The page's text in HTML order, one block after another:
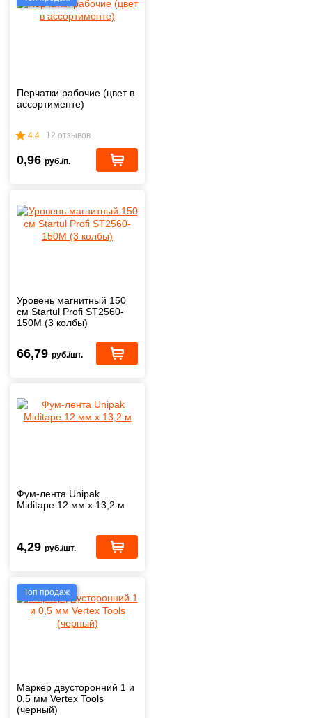
Перчатки рабочие (цвет в
ассортименте)
4.4 12 отзывов
0,96 руб./п.
Уровень магнитный 150
см Startul Profi ST2560-
150M (3 колбы)
66,79 руб./шт.
Фум-лента Unipak
Miditape 12 мм х 13,2 м
4,29 руб./шт.
Топ продаж
Маркер двусторонний 1 и
0,5 мм Vertex Tools
(черный)